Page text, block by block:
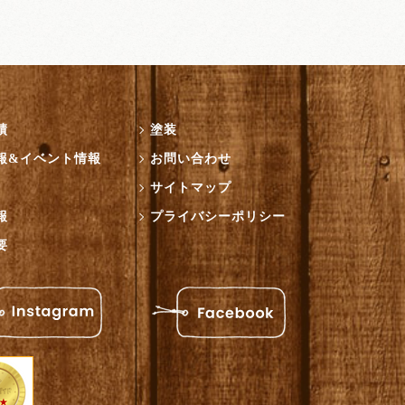
&イベント情報
塗装
お問い合わせ
サイトマップ
プライバシーポリシー